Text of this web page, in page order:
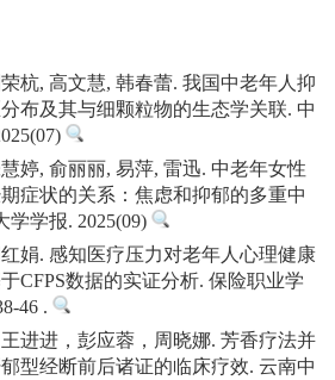
杭, 高文慧, 韩春蕾. 我国中老年人抑
布及其与细颗粒物的生态学关联. 中
婷, 俞丽丽, 易萍, 雷迅. 中老年女性
症状的关系：焦虑和抑郁的多重中
学学报. 2025(09)
娟. 感知医疗压力对老年人心理健康
数据的实证分析. 保险职业学
46 .
进进，彭应蓉，周晓娜. 芳香疗法并
型经断前后诸证的临床疗效. 云南中